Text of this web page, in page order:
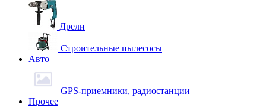
Дрели
Строительные пылесосы
Авто
GPS-приемники, радиостанции
Прочее